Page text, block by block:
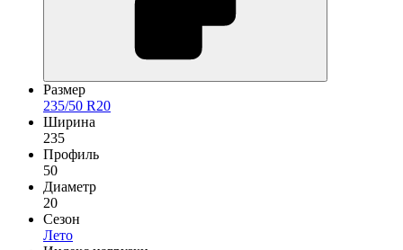
Размер
235/50 R20
Ширина
235
Профиль
50
Диаметр
20
Сезон
Лето